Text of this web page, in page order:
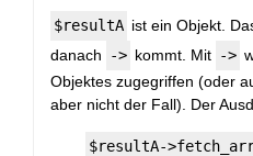
$resultA ist ein Objekt.
danach
-> kommt. Mit ->
Objektes zugegriffen (oder
aber nicht der Fall). Der
$resultA-